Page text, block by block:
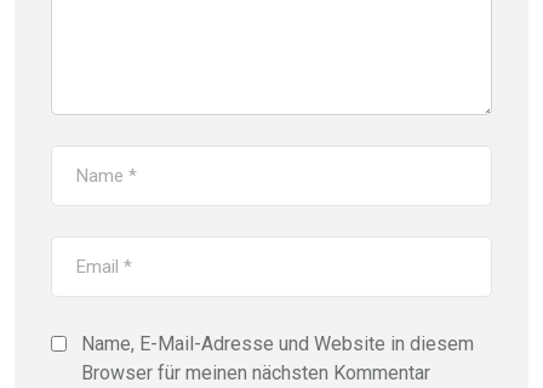
Name, E-Mail-Adresse und Website in diesem
Browser für meinen nächsten Kommentar